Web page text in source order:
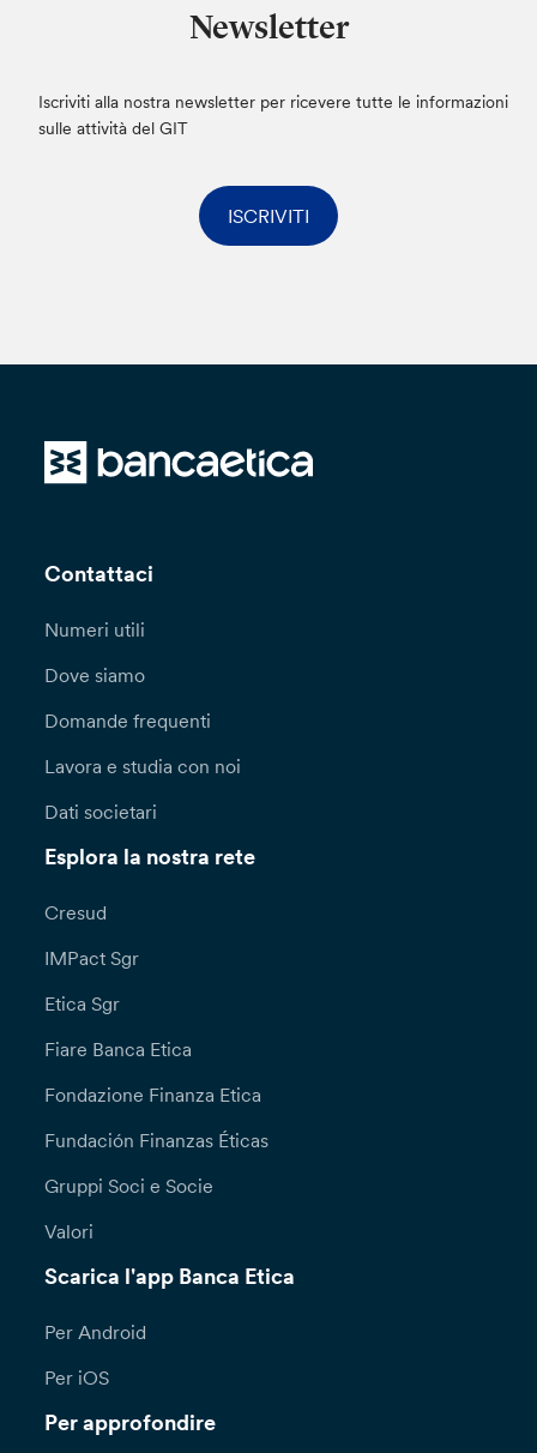
Newsletter
Iscriviti alla nostra newsletter per ricevere tutte le informazioni
sulle attività del GIT
ISCRIVITI
Contattaci
Numeri utili
Dove siamo
Domande frequenti
Lavora e studia con noi
Dati societari
Esplora la nostra rete
Cresud
IMPact Sgr
Etica Sgr
Fiare Banca Etica
Fondazione Finanza Etica
Fundación Finanzas Éticas
Gruppi Soci e Socie
Valori
Scarica l'app Banca Etica
Per Android
Per iOS
Per approfondire